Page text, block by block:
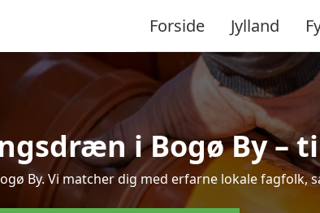
Forside Jylland
i Bogø By –
By. Vi matcher dig med erfarne lokale fagfolk,